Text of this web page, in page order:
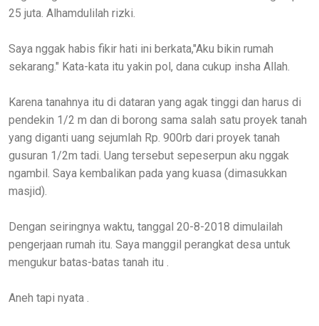
25 juta. Alhamdulilah rizki.
Saya nggak habis fikir hati ini berkata,"Aku bikin rumah
sekarang." Kata-kata itu yakin pol, dana cukup insha Allah.
Karena tanahnya itu di dataran yang agak tinggi dan harus di
pendekin 1/2 m dan di borong sama salah satu proyek tanah
yang diganti uang sejumlah Rp. 900rb dari proyek tanah
gusuran 1/2m tadi. Uang tersebut sepeserpun aku nggak
ngambil. Saya kembalikan pada yang kuasa (dimasukkan
masjid).
Dengan seiringnya waktu, tanggal 20-8-2018 dimulailah
pengerjaan rumah itu. Saya manggil perangkat desa untuk
mengukur batas-batas tanah itu .
Aneh tapi nyata .